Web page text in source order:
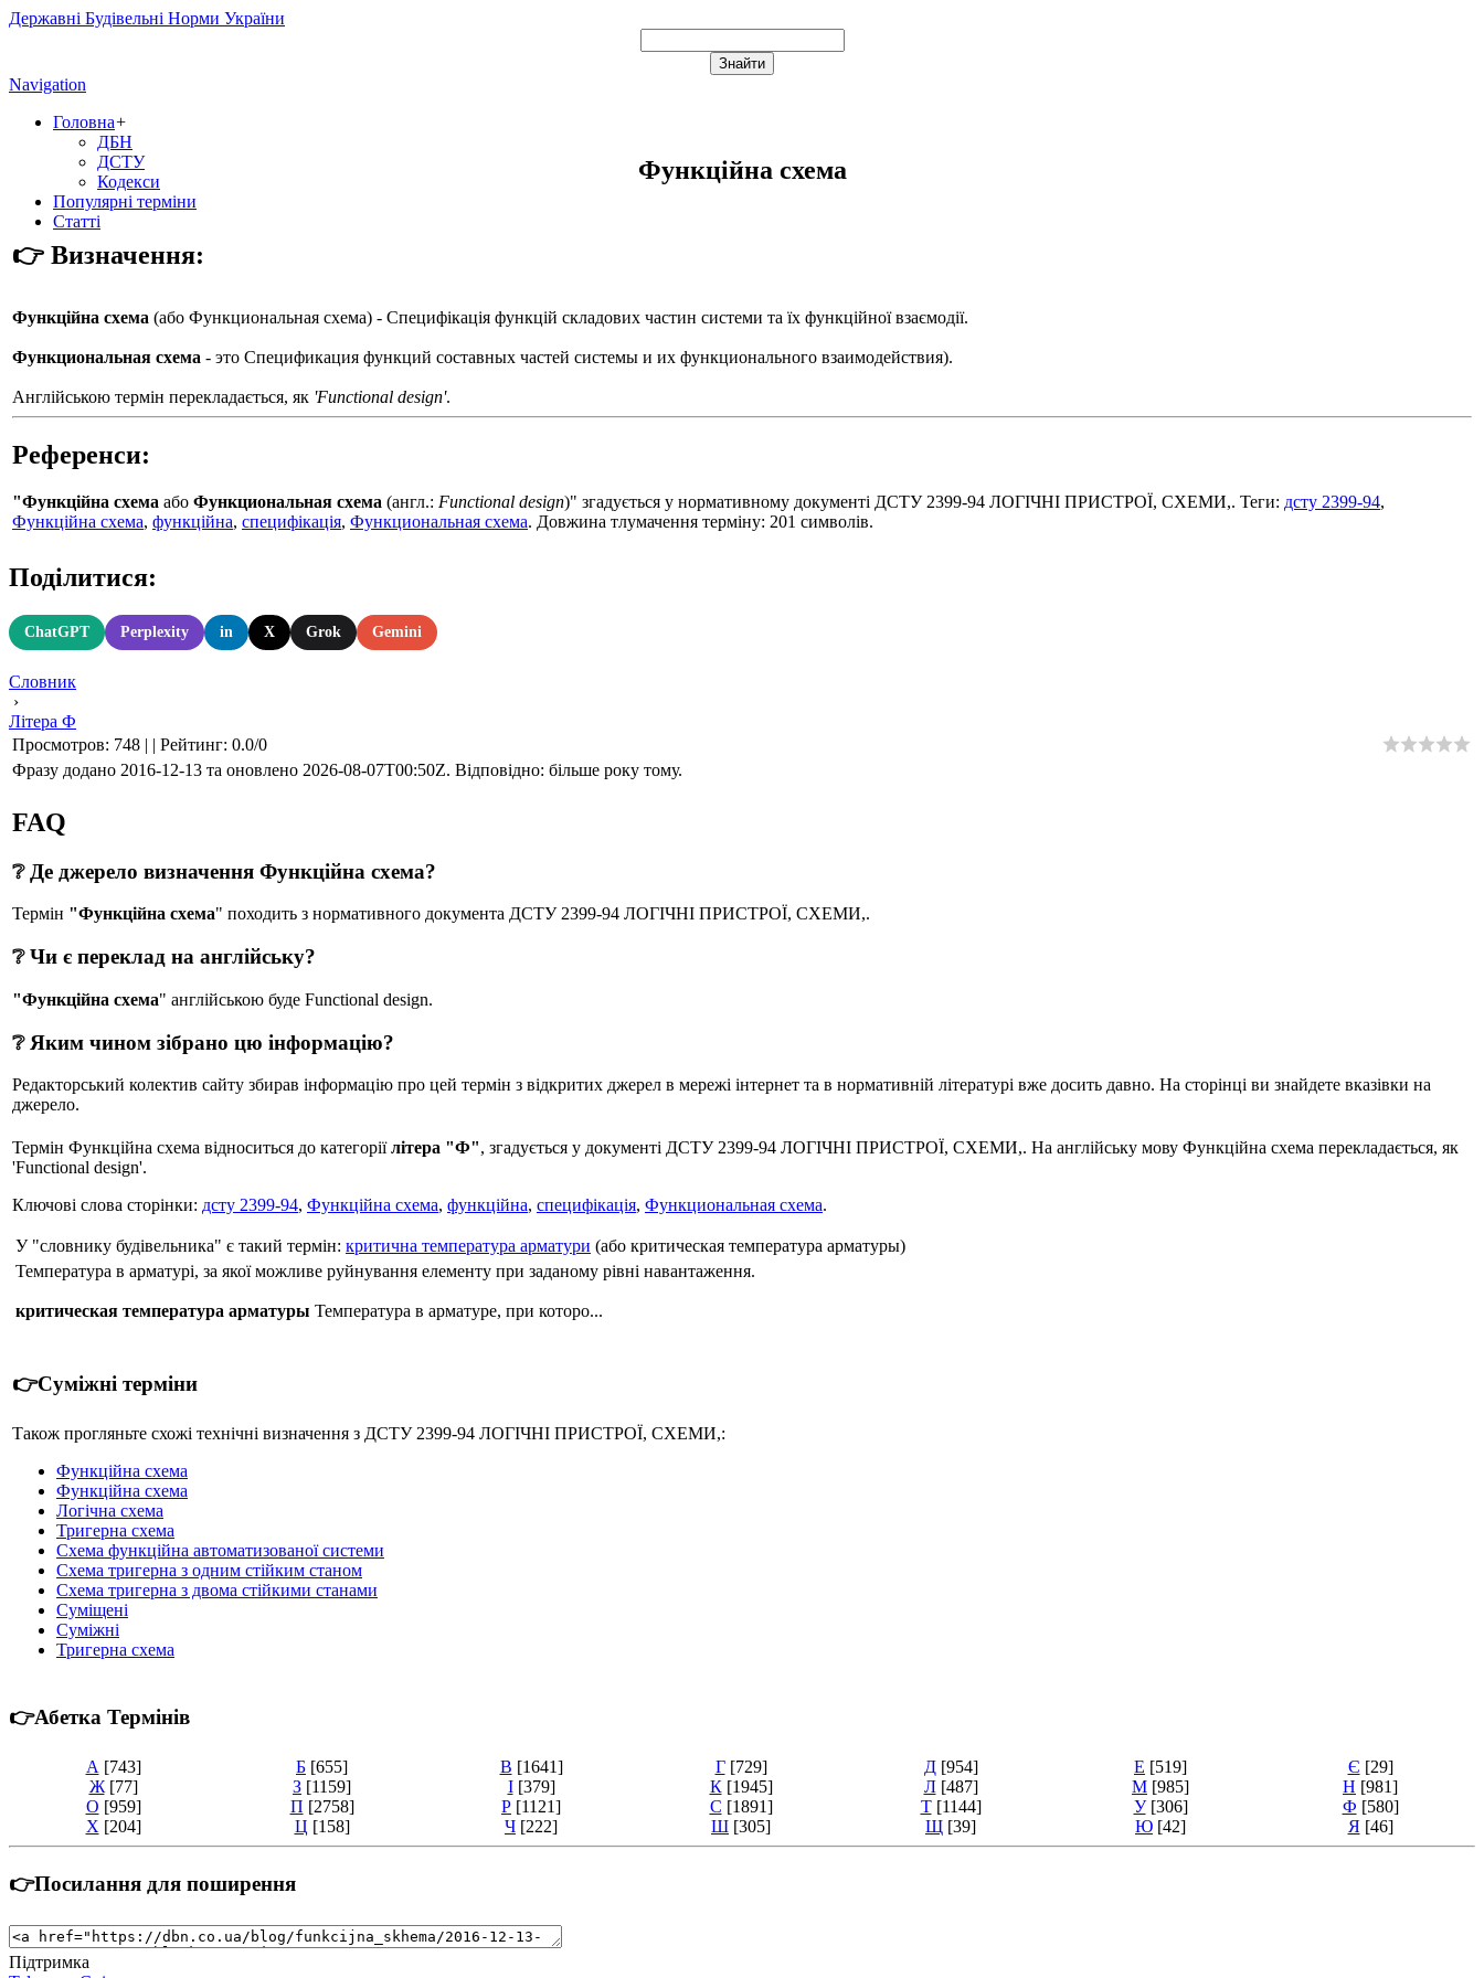
Державні Будівельні Норми України
Navigation
Головна+
ДБН
ДСТУ
Кодекси
Популярні терміни
Статті
Функційна схема
👉 Визначення:
Функційна схема (або Функциональная схема) - Специфікація функцій складових частин системи та їх функційної взаємодії.
Функциональная схема - это Спецификация функций составных частей системы и их функционального взаимодействия).
Англійською термін перекладається, як 'Functional design'.
Референси:
"Функційна схема або Функциональная схема (англ.: Functional design)" згадується у нормативному документі ДСТУ 2399-94 ЛОГІЧНІ ПРИСТРОЇ, СХЕМИ,. Теги: дсту 2399-94,
Функційна схема, функційна, специфікація, Функциональная схема. Довжина тлумачення терміну: 201 символів.
Поділитися:
ChatGPT Perplexity in X Grok Gemini
Словник
›
Літера Ф
Просмотров: 748 | | Рейтинг: 0.0/0
Фразу додано 2016-12-13 та оновлено 2026-08-07T00:50Z. Відповідно: більше року тому.
FAQ
❔ Де джерело визначення Функційна схема?
Термін "Функційна схема" походить з нормативного документа ДСТУ 2399-94 ЛОГІЧНІ ПРИСТРОЇ, СХЕМИ,.
❔ Чи є переклад на англійську?
"Функційна схема" англійською буде Functional design.
❔ Яким чином зібрано цю інформацію?
Редакторський колектив сайту збирав інформацію про цей термін з відкритих джерел в мережі інтернет та в нормативній літературі вже досить давно. На сторінці ви знайдете вказівки на
джерело.
Термін Функційна схема відноситься до категоріїлітера "Ф", згадується у документі ДСТУ 2399-94 ЛОГІЧНІ ПРИСТРОЇ, СХЕМИ,. На англійську мову Функційна схема перекладається, як
'Functional design'.
Ключові слова сторінки: дсту 2399-94, Функційна схема, функційна, специфікація, Функциональная схема.
У "словнику будівельника" є такий термін: критична температура арматури (або критическая температура арматуры)
Температура в арматурі, за якої можливе руйнування елементу при заданому рівні навантаження.
критическая температура арматуры Температура в арматуре, при которо...
👉Суміжні терміни
Також прогляньте схожі технічні визначення з ДСТУ 2399-94 ЛОГІЧНІ ПРИСТРОЇ, СХЕМИ,:
Функційна схема
Функційна схема
Логічна схема
Тригерна схема
Схема функційна автоматизованої системи
Схема тригерна з одним стійким станом
Схема тригерна з двома стійкими станами
Суміщені
Суміжні
Тригерна схема
👉Абетка Термінів
А [743] Б [655] В [1641] Г [729] Д [954] Е [519] Є [29]
Ж [77] З [1159] І [379] К [1945] Л [487] М [985] Н [981]
О [959] П [2758] Р [1121] С [1891] Т [1144] У [306] Ф [580]
Х [204] Ц [158] Ч [222] Ш [305] Щ [39] Ю [42] Я [46]
👉Посилання для поширення
Підтримка